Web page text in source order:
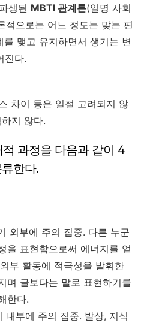
생된 MBTI 관계론(일명 사회
적으로는 어느 정도는 맞는 편
맺고 유지하면서 생기는 변
진다.
차이 등은 일절 고려되지 않
지 않다.
과정을 다음과 같이 4
한다.
외부에 주의 집중. 다른 누군
을 표현함으로써 에너지를 얻
부 활동에 적극성을 발휘한
며 글보다는 말로 표현하기를
한다.
부에 주의 집중. 발상, 지식